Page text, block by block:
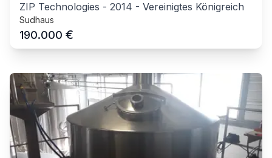
ZIP Technologies - 2014 - Vereinigtes Königreich
Sudhaus
190.000 €